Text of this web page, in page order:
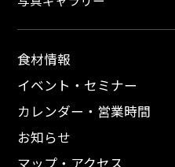
食材情報
イベント・セミナー
カレンダー・営業時間
お知らせ